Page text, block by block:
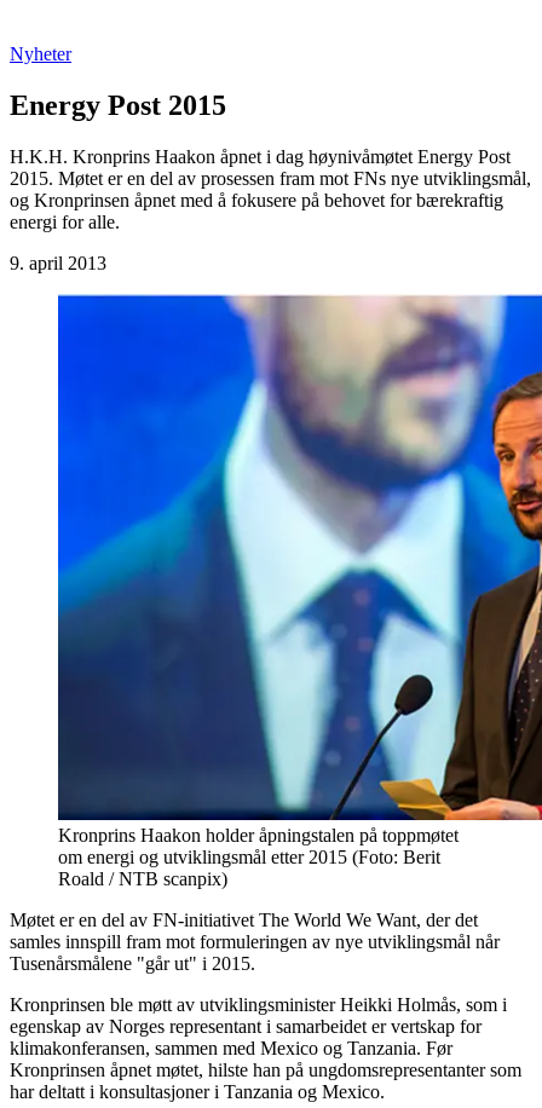
Nyheter
Energy Post 2015
H.K.H. Kronprins Haakon åpnet i dag høynivåmøtet Energy Post
2015. Møtet er en del av prosessen fram mot FNs nye utviklingsmål,
og Kronprinsen åpnet med å fokusere på behovet for bærekraftig
energi for alle.
9. april 2013
Kronprins Haakon holder åpningstalen på toppmøtet
om energi og utviklingsmål etter 2015 (Foto: Berit
Roald / NTB scanpix)
Møtet er en del av FN-initiativet The World We Want, der det
samles innspill fram mot formuleringen av nye utviklingsmål når
Tusenårsmålene "går ut" i 2015.
Kronprinsen ble møtt av utviklingsminister Heikki Holmås, som i
egenskap av Norges representant i samarbeidet er vertskap for
klimakonferansen, sammen med Mexico og Tanzania. Før
Kronprinsen åpnet møtet, hilste han på ungdomsrepresentanter som
har deltatt i konsultasjoner i Tanzania og Mexico.